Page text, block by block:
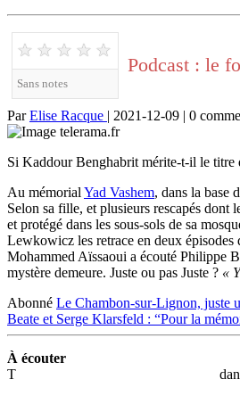
★ ★ ★ ★ ★
Sans notes
Podcast : le
ParElise Racque | 2021-12-09 | 0
Si Kaddour Benghabrit mérite-t-il le titre
Au mémorial Yad Vashem, dans la base
Selon sa fille, et plusieurs rescapés dont
et protégé dans les sous-sols de sa
Lewkowicz les retrace en deux épisodes
Mohammed Aïssaoui a écouté Philippe
mystère demeure. Juste ou pas Juste ? «
Abonné Le Chambon-sur-Lignon, juste
Beate et Serge Klarsfeld : “Pour la
À écouter
T